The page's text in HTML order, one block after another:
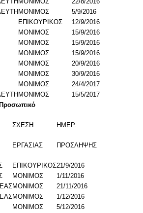
ΜΟΝΙΜΟΣ
5/9/2016
ΕΠΙΚΟΥΡΙΚΟΣ
12/9/2016
ΜΟΝΙΜΟΣ
15/9/2016
ΜΟΝΙΜΟΣ
15/9/2016
ΜΟΝΙΜΟΣ
15/9/2016
ΜΟΝΙΜΟΣ
20/9/2016
ΜΟΝΙΜΟΣ
30/9/2016
ΜΟΝΙΜΟΣ
24/4/2017
ΜΟΝΙΜΟΣ
15/5/2017
Προσωπικό
ΣΧΕΣΗ
ΕΡΓΑΣΙΑΣ
ΗΜΕΡ.
ΠΡΟΣΛΗΨΗΣ
ΕΠΙΚΟΥΡΙΚΟΣ21/9/2016
ΜΟΝΙΜΟΣ
1/11/2016
ΜΟΝΙΜΟΣ
21/11/2016
ΜΟΝΙΜΟΣ
1/12/2016
ΜΟΝΙΜΟΣ
5/12/2016